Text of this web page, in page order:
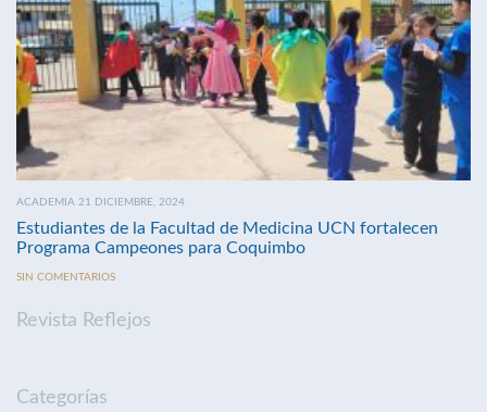
ACADEMIA 21 DICIEMBRE, 2024
Estudiantes de la Facultad de Medicina UCN fortalecen
Programa Campeones para Coquimbo
SIN COMENTARIOS
Revista Reflejos
Categorías